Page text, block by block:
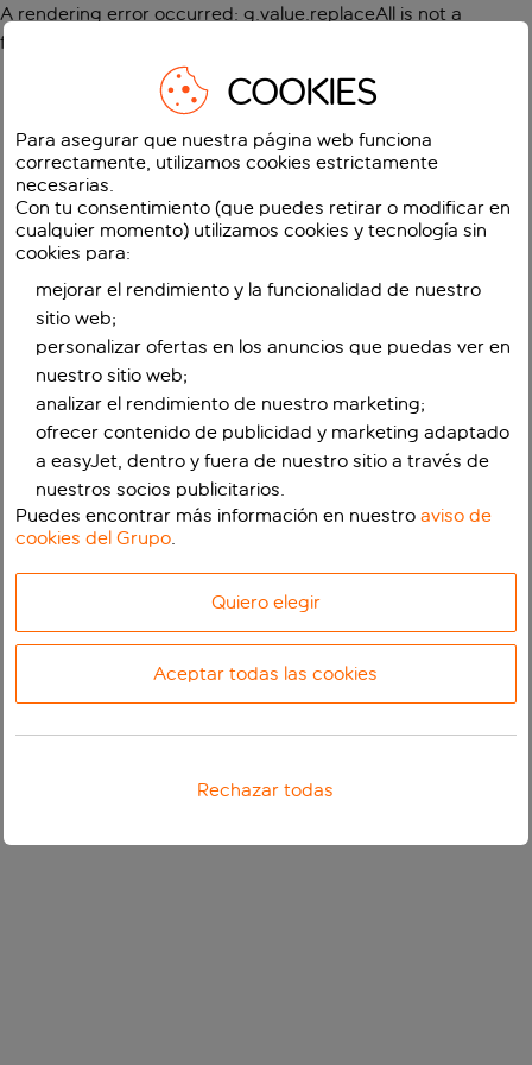
A rendering error occurred: g.value.replaceAll is not a
function
COOKIES
Para asegurar que nuestra página web funciona
correctamente, utilizamos cookies estrictamente
necesarias.
Con tu consentimiento (que puedes retirar o modificar en
cualquier momento) utilizamos cookies y tecnología sin
cookies para:
mejorar el rendimiento y la funcionalidad de nuestro
sitio web;
personalizar ofertas en los anuncios que puedas ver en
nuestro sitio web;
analizar el rendimiento de nuestro marketing;
ofrecer contenido de publicidad y marketing adaptado
a easyJet, dentro y fuera de nuestro sitio a través de
nuestros socios publicitarios.
Puedes encontrar más información en nuestroaviso de
cookies del Grupo.
Quiero elegir
Aceptar todas las cookies
Rechazar todas